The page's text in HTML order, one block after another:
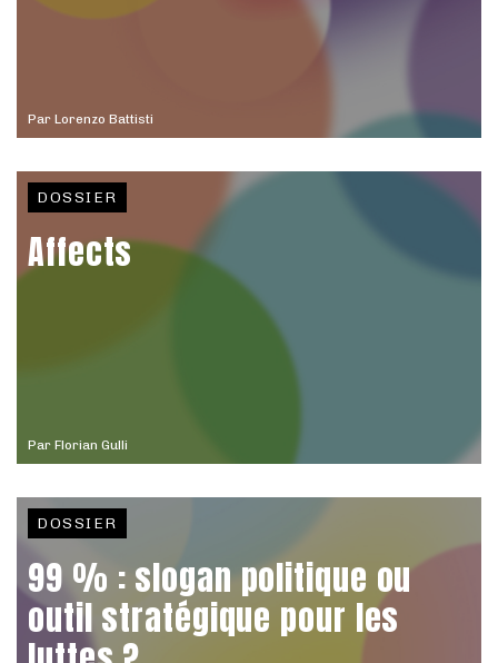
Par Lorenzo Battisti
Par Florian Gulli
DOSSIER
Affects
DOSSIER
99 % : slogan politique ou
outil stratégique pour les